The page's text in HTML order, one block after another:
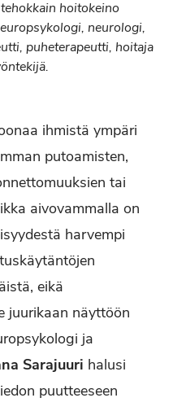
hoitokeino
neurologi,
puheterapeutti, hoitaja
ihmistä ympäri
putoamisten,
tai
aivovammalla on
harvempi
eikä
juurikaan näyttöön
ja
Sarajuuri halusi
puutteeseen